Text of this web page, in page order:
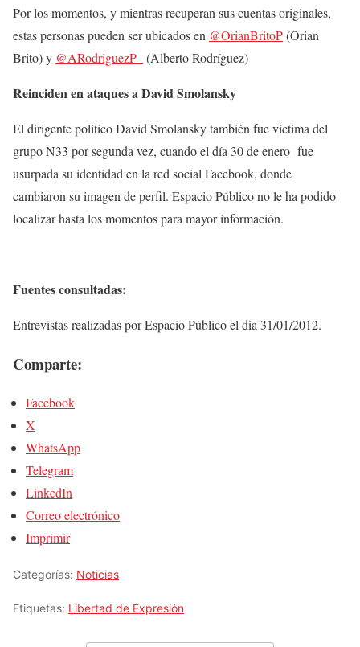
Por los momentos, y mientras recuperan sus cuentas originales,
estas personas pueden ser ubicados en @OrianBritoP(Orian
Brito) y @ARodriguezP_ (Alberto Rodríguez)
Reinciden en ataques a David Smolansky
El dirigente político David Smolansky también fue víctima del
grupo N33 por segunda vez, cuando el día 30 de enero fue
usurpada su identidad en la red social Facebook, donde
cambiaron su imagen de perfil. Espacio Público no le ha podido
localizar hasta los momentos para mayor información.
Fuentes consultadas:
Entrevistas realizadas por Espacio Público el día 31/01/2012.
Comparte:
Facebook
X
WhatsApp
Telegram
LinkedIn
Correo electrónico
Imprimir
Categorías: Noticias
Etiquetas: Libertad de Expresión